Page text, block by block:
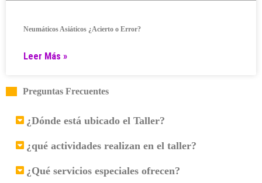
Neumáticos Asiáticos ¿Acierto o Error?
Leer Más »
Preguntas Frecuentes
¿Dónde está ubicado el Taller?
¿qué actividades realizan en el taller?
¿Qué servicios especiales ofrecen?